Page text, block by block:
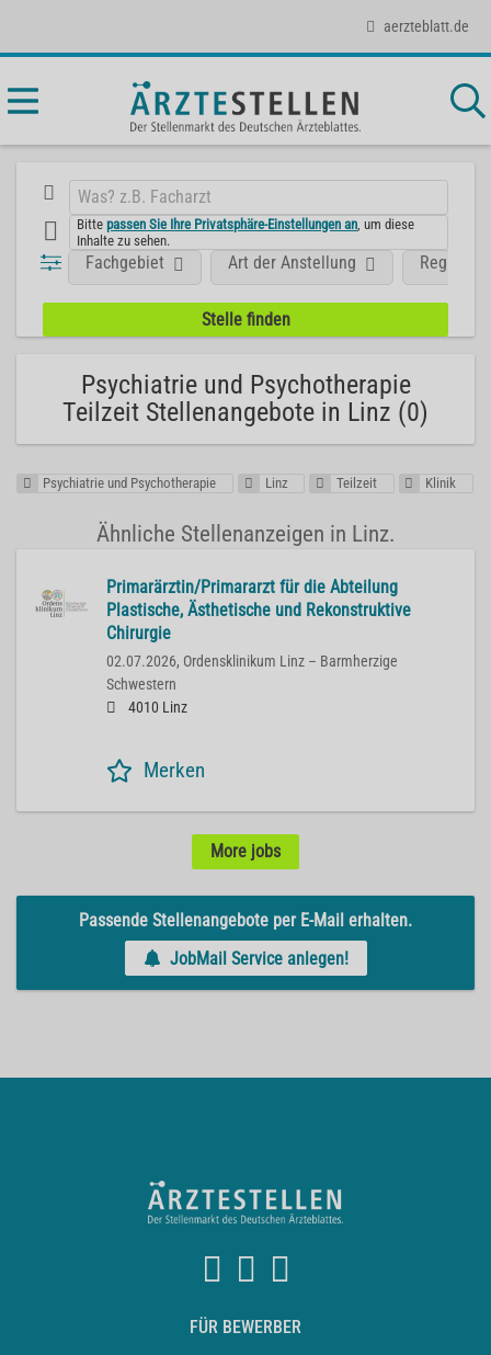
aerzteblatt.de
Bittepassen Sie Ihre Privatsphäre-Einstellungen an , um diese
Inhalte zu sehen.
Fachgebiet Art der Anstellung Region
Psychiatrie und Psychotherapie
Teilzeit Stellenangebote in Linz (0)
Psychiatrie und Psychotherapie Linz Teilzeit Klinik
Ähnliche Stellenanzeigen in Linz.
Primarärztin/Primararzt für die Abteilung
Plastische, Ästhetische und Rekonstruktive
Chirurgie
02.07.2026, Ordensklinikum Linz – Barmherzige
Schwestern
4010 Linz
Merken
More jobs
Passende Stellenangebote per E-Mail erhalten.
JobMail Service anlegen!
FÜR BEWERBER